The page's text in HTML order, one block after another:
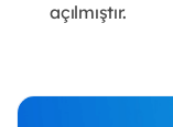
açılmıştır.